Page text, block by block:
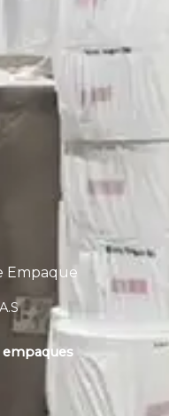
Empaque
empaques